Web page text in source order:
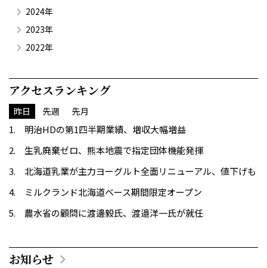
2024年
2023年
2022年
アクセスランキング
昨日 先週 先月
明治HDの第1四半期業績、増収大幅増益
生乳廃棄ゼロ、熊本地震で指定団体機能発揮
北海道乳業が主力ヨーグルト全面リニューアル、値下げも
ミルクランド北海道ベース期間限定オープン
農水省の顧問に渡邊毅氏、渡邉洋一氏が就任
お知らせ